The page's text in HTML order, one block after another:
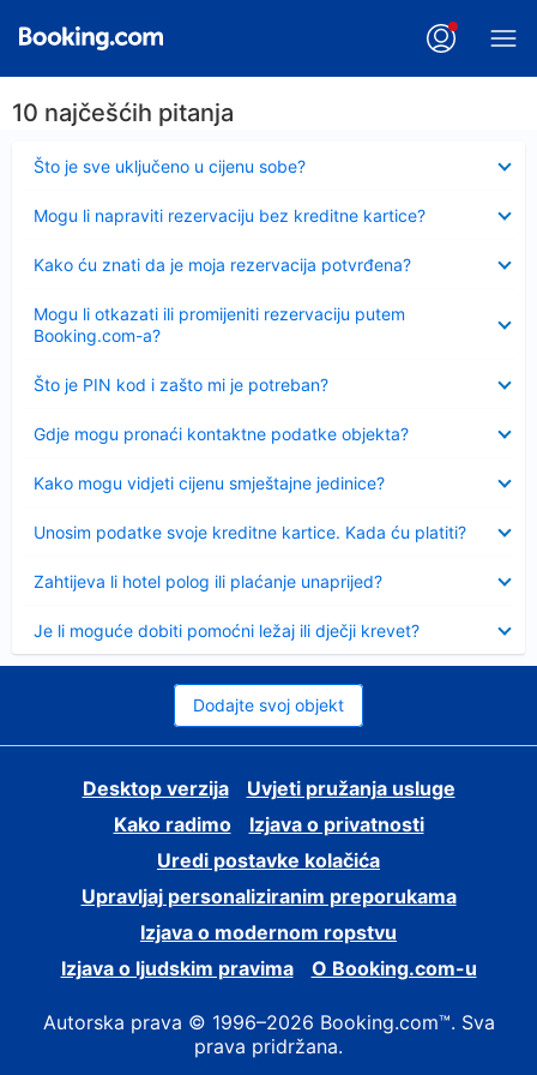
10 najčešćih pitanja
Što je sve uključeno u cijenu sobe?
Sažeto
Mogu li napraviti rezervaciju bez kreditne kartice?
Kako ću znati da je moja rezervacija potvrđena?
Mogu li otkazati ili promijeniti rezervaciju putem
Booking.com-a?
Što je PIN kod i zašto mi je potreban?
Sažeto
Gdje mogu pronaći kontaktne podatke objekta?
Kako mogu vidjeti cijenu smještajne jedinice?
Unosim podatke svoje kreditne kartice. Kada ću platiti?
Zahtijeva li hotel polog ili plaćanje unaprijed?
Je li moguće dobiti pomoćni ležaj ili dječji krevet?
Dodajte svoj objekt
Desktop verzija
Uvjeti pružanja usluge
Kako radimo
Izjava o privatnosti
Uredi postavke kolačića
Upravljaj personaliziranim preporukama
Izjava o modernom ropstvu
Izjava o ljudskim pravima
O Booking.com-u
Autorska prava © 1996–2026 Booking.com™. Sva
prava pridržana.